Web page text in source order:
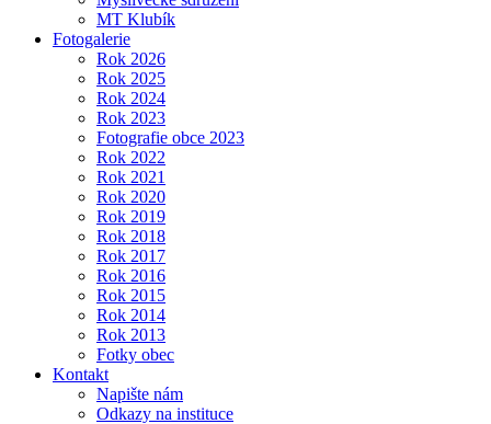
MT Klubík
Fotogalerie
Rok 2026
Rok 2025
Rok 2024
Rok 2023
Fotografie obce 2023
Rok 2022
Rok 2021
Rok 2020
Rok 2019
Rok 2018
Rok 2017
Rok 2016
Rok 2015
Rok 2014
Rok 2013
Fotky obec
Kontakt
Napište nám
Odkazy na instituce